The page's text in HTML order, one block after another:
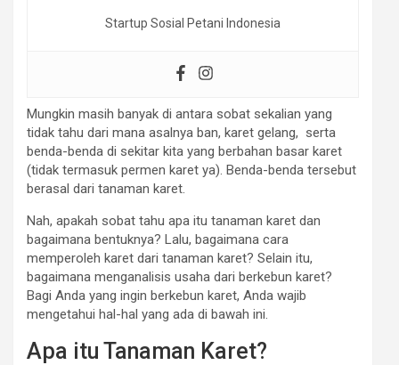
Startup Sosial Petani Indonesia
Mungkin masih banyak di antara sobat sekalian yang
tidak tahu dari mana asalnya ban, karet gelang, serta
benda-benda di sekitar kita yang berbahan basar karet
(tidak termasuk permen karet ya). Benda-benda tersebut
berasal dari tanaman karet.
Nah, apakah sobat tahu apa itu tanaman karet dan
bagaimana bentuknya? Lalu, bagaimana cara
memperoleh karet dari tanaman karet? Selain itu,
bagaimana menganalisis usaha dari berkebun karet?
Bagi Anda yang ingin berkebun karet, Anda wajib
mengetahui hal-hal yang ada di bawah ini.
Apa itu Tanaman Karet?